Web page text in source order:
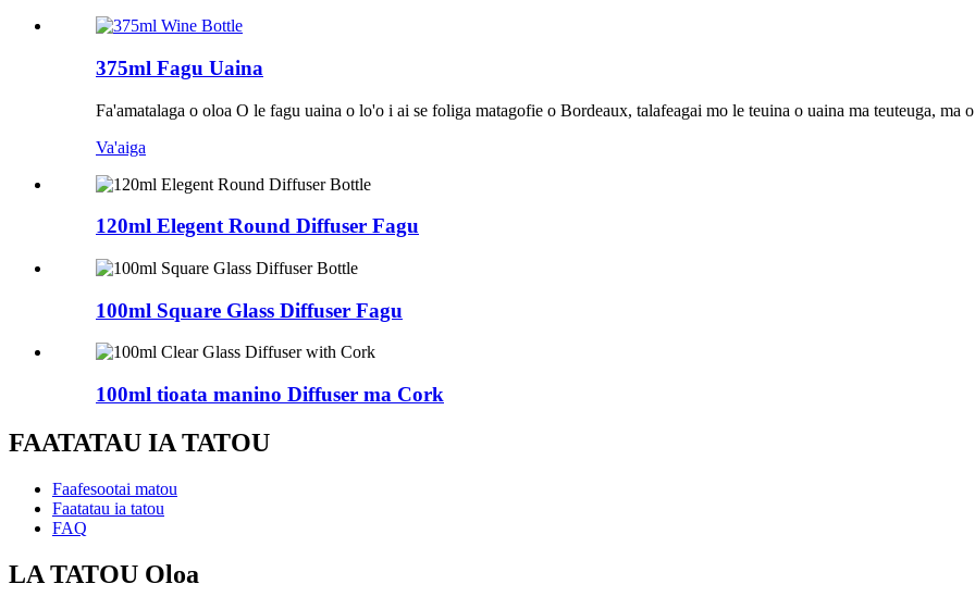
375ml Fagu Uaina
Fa'amatalaga o oloa O le fagu uaina o lo'o i ai se foliga matagofie o Bordeaux, talafeagai mo le teuina o uaina ma teuteuga, ma
Va'aiga
120ml Elegent Round Diffuser Fagu
100ml Square Glass Diffuser Fagu
100ml tioata manino Diffuser ma Cork
FAATATAU IA TATOU
Faafesootai matou
Faatatau ia tatou
FAQ
LA TATOU Oloa